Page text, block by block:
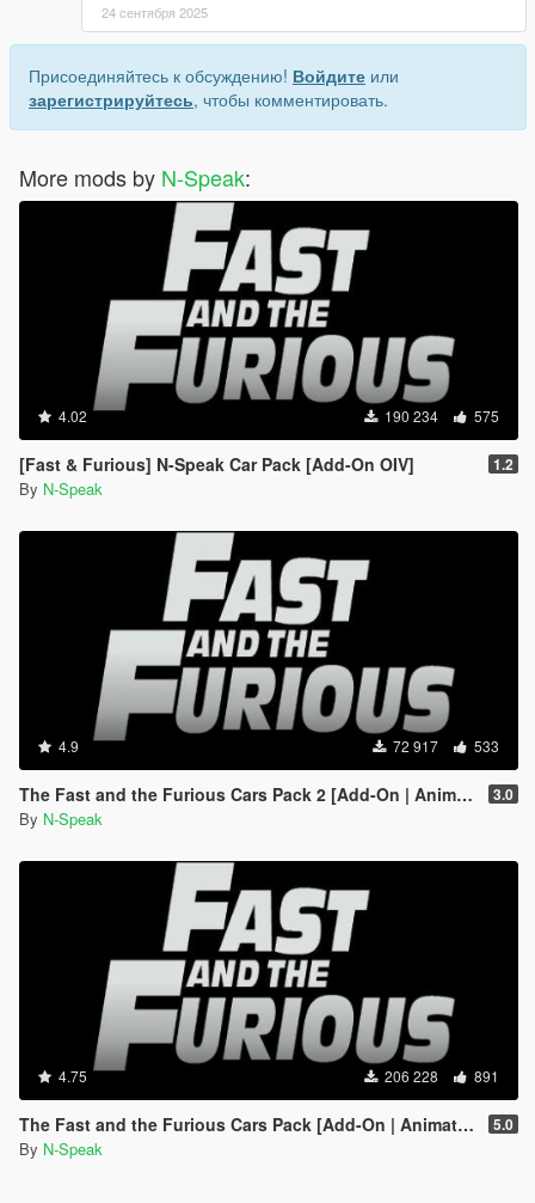
24 сентября 2025
Присоединяйтесь к обсуждению! Войдите или
зарегистрируйтесь, чтобы комментировать.
More mods by N-Speak:
4.02 190 234 575
[Fast & Furious] N-Speak Car Pack [Add-On OIV] 1.2
By N-Speak
4.9 72 917 533
The Fast and the Furious Cars Pack 2 [Add-On | Animated] 3.0
By N-Speak
4.75 206 228 891
The Fast and the Furious Cars Pack [Add-On | Animated] 5.0
By N-Speak